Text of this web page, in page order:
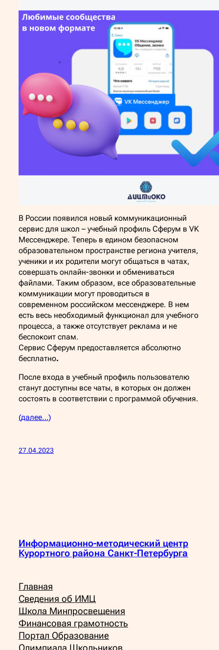
В России появился новый коммуникационный
сервис для школ – учебный профиль Сферум в VK
Мессенджере. Теперь в едином безопасном
образовательном пространстве региона учителя,
ученики и их родители могут общаться в чатах,
совершать онлайн-звонки и обмениваться
файлами. Таким образом, все образовательные
коммуникации могут проводиться в
современном российском мессенджере. В нем
есть весь необходимый функционал для учебного
процесса, а также отсутствует реклама и не
беспокоит спам.
Сервис Сферум предоставляется абсолютно
бесплатно.
После входа в учебный профиль пользователю
станут доступны все чаты, в которых он должен
состоять в соответствии с программой обучения.
(далее…)
27.04.2023
Информационно-методический центр
Курортного района Санкт-Петербурга
Главная
Сведения об ИМЦ
Школа Минпросвещения
Финансовая грамотность
Портал Образование